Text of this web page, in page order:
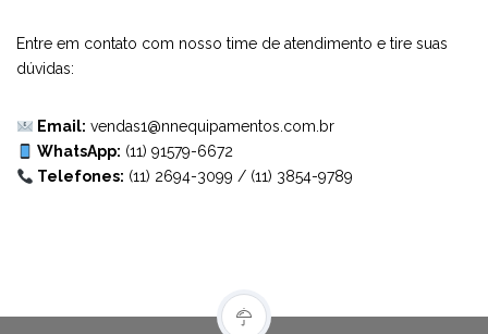
Entre em contato com nosso time de atendimento e tire suas
dúvidas:
Email: vendas1@nnequipamentos.com.br
WhatsApp: (11) 91579-6672
Telefones: (11) 2694-3099 / (11) 3854-9789